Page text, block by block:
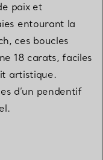
paix et
entourant la
ces boucles
18 carats, faciles
artistique.
d’un pendentif